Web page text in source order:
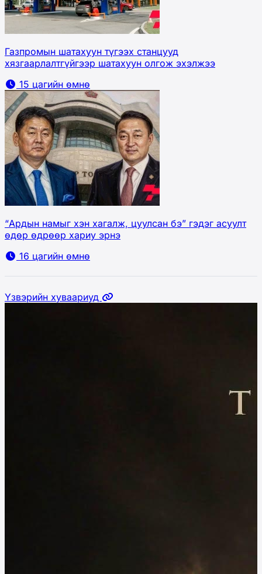
Газпромын шатахуун түгээх станцууд
хязгаарлалтгүйгээр шатахуун олгож эхэлжээ
15 цагийн өмнө
“Ардын намыг хэн хагалж, цуулсан бэ” гэдэг асуулт
өдөр өдрөөр хариу эрнэ
16 цагийн өмнө
Үзвэрийн хуваариуд